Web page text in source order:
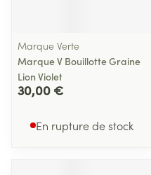
Marque Verte
Marque V Bouillotte Graine
Lion Violet
30,00 €
En rupture de stock